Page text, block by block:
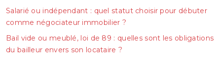
Salarié ou indépendant : quel statut choisir pour débuter
comme négociateur immobilier ?
Bail vide ou meublé, loi de 89 : quelles sont les obligations
du bailleur envers son locataire ?